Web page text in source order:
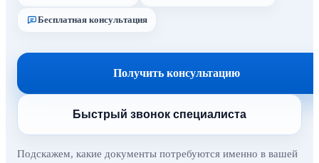
Бесплатная консультация
Получить консультацию
Быстрый звонок специалиста
Подскажем, какие документы потребуются именно в вашей